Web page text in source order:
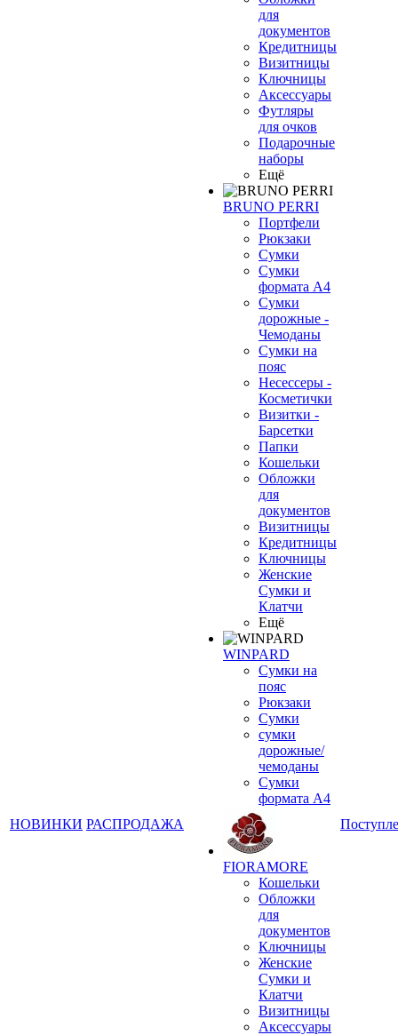
НОВИНКИ РАСПРОДАЖА
для
документов
Кредитницы
Визитницы
Ключницы
Аксессуары
Футляры
для очков
Подарочные
наборы
Ещё
BRUNO PERRI
Портфели
Рюкзаки
Сумки
Сумки
формата А4
Сумки
дорожные -
Чемоданы
Сумки на
пояс
Несессеры -
Косметички
Визитки -
Барсетки
Папки
Кошельки
Обложки
для
документов
Визитницы
Кредитницы
Ключницы
Женские
Сумки и
Клатчи
Ещё
WINPARD
Сумки на
пояс
Рюкзаки
Сумки
сумки
дорожные/
чемоданы
Сумки
формата А4
FIORAMORE
Кошельки
Обложки
для
документов
Ключницы
Женские
Сумки и
Клатчи
Визитницы
Аксессуары